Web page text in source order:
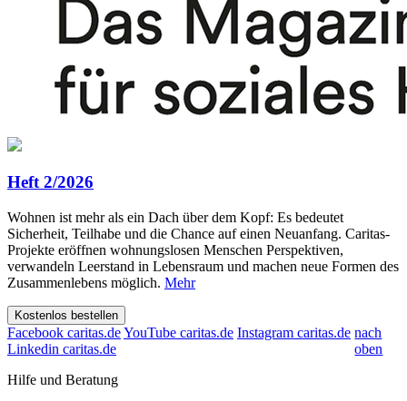
Heft 2/2026
Wohnen ist mehr als ein Dach über dem Kopf: Es bedeutet
Sicherheit, Teilhabe und die Chance auf einen Neuanfang. Caritas-
Projekte eröffnen wohnungslosen Menschen Perspektiven,
verwandeln Leerstand in Lebensraum und machen neue Formen des
Zusammenlebens möglich. Mehr
Kostenlos bestellen
Facebook caritas.deYouTube caritas.de Instagram caritas.de
Linkedin caritas.de
nach
oben
Hilfe und Beratung